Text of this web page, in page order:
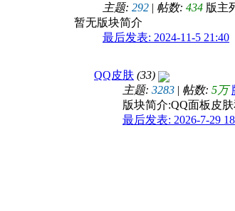
吊炸天
主题: 292 | 帖数: 434 版主
暂无版块简介
最后发表: 2024-11-5 21:40
QQ皮肤 (33)
主题: 3283 | 帖数: 5万
版块简介:QQ面板皮
最后发表: 2026-7-29